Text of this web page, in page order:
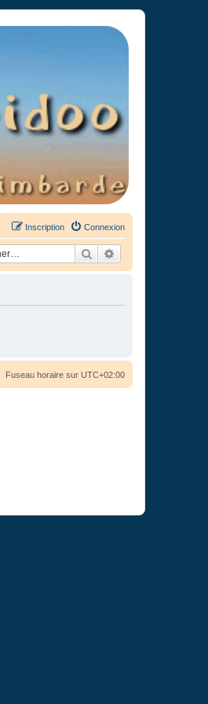
Connexion
Inscription
Rechercher
Fuseau horaire sur UTC+02:00